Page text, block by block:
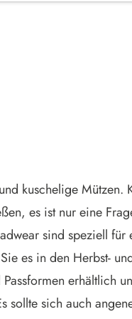
kuschelige
es ist nur eine
sind speziell
es in den Herbst-
sollte sich auch